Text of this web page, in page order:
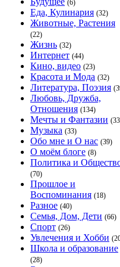
(6)
Еда, Кулинария (32)
Животные, Растения
(22)
Жизнь (32)
Интернет (44)
Кино, видео (23)
Красота и Мода (32)
Литература, Поэзия
Любовь, Дружба,
Отношения (134)
Мечты и Фантазии
Музыка (33)
Обо мне и О нас (39)
О моём блоге (8)
Политика и
(70)
Прошлое и
Воспоминания (18)
Разное (40)
Семья, Дом, Дети (66)
Спорт (26)
Увлечения и Хобби
Школа и образование
(28)